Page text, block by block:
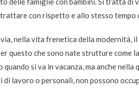
trattare con rispetto e allo stesso tempo
nella vita frenetica della modernità,
questo che sono nate strutture come la
si va in vacanza, ma anche nella
di lavoro o personali, non possono